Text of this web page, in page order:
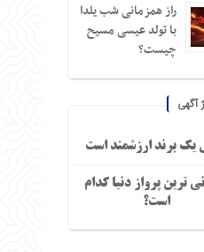
راز همزمانی شب یلدا
با تولد عیسی مسیح
چیست؟
آگهی
یک برند ارزشمند است
ترین پرواز دنیا کدام
است؟